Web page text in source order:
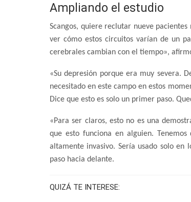
Ampliando el estudio
Scangos, quiere reclutar nueve
ver cómo estos circuitos varían de un
cerebrales cambian con el tiempo»,
«Su depresión porque era muy severa.
necesitado en este campo en estos
Dice que esto es solo un primer paso.
«Para ser claros, esto no es una
que esto funciona en alguien.
altamente invasivo. Sería usado solo en
paso hacia delante.
QUIZÁ TE INTERESE: